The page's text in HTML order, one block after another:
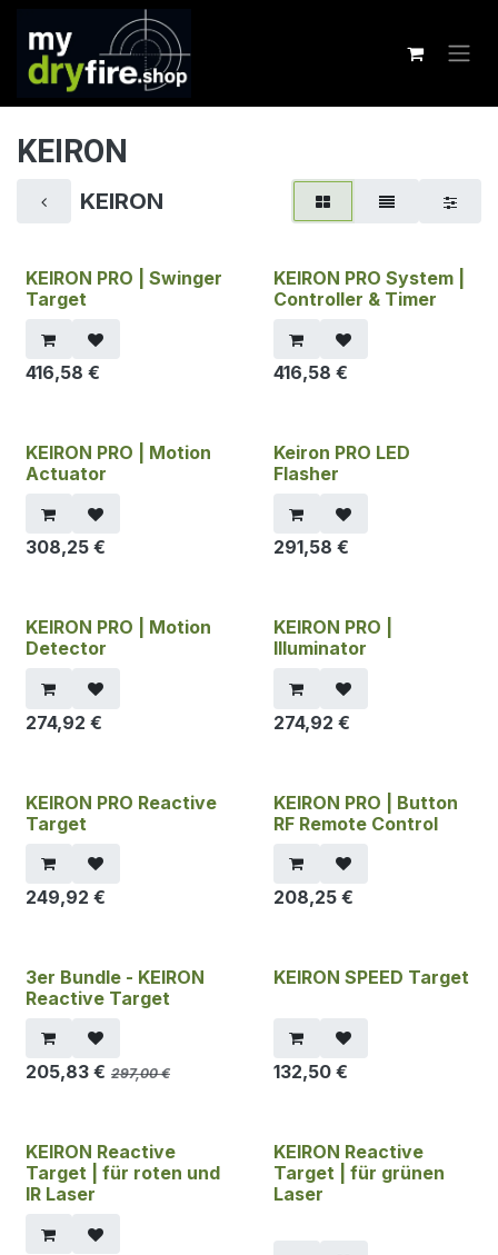
KEIRON
KEIRON
KEIRON PRO | Swinger
Target
416,58 €
KEIRON PRO System |
Controller & Timer
416,58 €
KEIRON PRO | Motion
Actuator
308,25 €
Keiron PRO LED
Flasher
291,58 €
KEIRON PRO | Motion
Detector
274,92 €
KEIRON PRO |
Illuminator
274,92 €
KEIRON PRO Reactive
Target
249,92 €
KEIRON PRO | Button
RF Remote Control
208,25€
3er Bundle - KEIRON
Reactive Target
205,83 € 297,00€
KEIRON SPEED Target
132,50€
KEIRON Reactive
Target | für roten und
IR Laser
KEIRON Reactive
Target | für grünen
Laser